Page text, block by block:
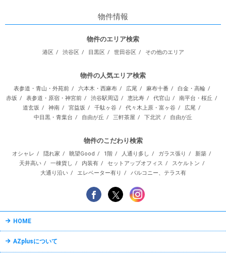
物件情報
物件のエリア検索
港区 渋谷区 目黒区 世田谷区 その他のエリア
物件の人気エリア検索
表参道・青山・外苑前 六本木・西麻布 広尾 麻布十番
白金・高輪
赤坂
表参道・原宿・神宮前 渋谷駅周辺 恵比寿 代官山
南平台・桜丘
道玄坂
神南 宮益坂 千駄ヶ谷 代々木上原・富ヶ谷
広尾
中目黒・青葉台
自由が丘 三軒茶屋 下北沢 自由が丘
物件のこだわり検索
オシャレ 隠れ家 眺望Good 1階 人通り多し ガラス張り
新築
天井高い
一棟貨し 内装有 セットアップオフィス
スケルトン
大通り沿い
エレベーター有り バルコニー、テラス有
HOME
AZplusについて